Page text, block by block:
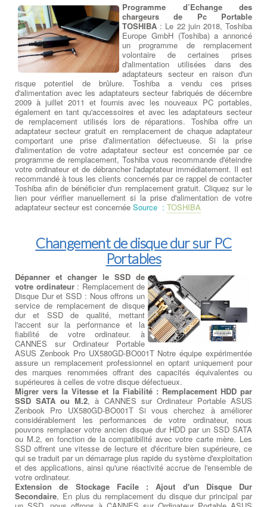
Programme d’Echange des
chargeurs de Pc Portable
TOSHIBA : Le 22 juin 2018, Toshiba
Europe GmbH (Toshiba) a annoncé
un programme de remplacement
volontaire de certaines prises
d'alimentation utilisées dans des
adaptateurs secteur en raison d'un
risque potentiel de brûlure. Toshiba a vendu ces prises
d'alimentation avec les adaptateurs secteur fabriqués de décembre
2009 à juillet 2011 et fournis avec les nouveaux PC portables,
également en tant qu'accessoires et avec les adaptateurs secteur
de remplacement utilisés lors de réparations. Toshiba offre un
adaptateur secteur gratuit en remplacement de chaque adaptateur
comportant une prise d'alimentation défectueuse. Si la prise
d'alimentation de votre adaptateur secteur est concernée par ce
programme de remplacement, Toshiba vous recommande d'éteindre
votre ordinateur et de débrancher l'adaptateur immédiatement. Il est
recommandé à tous les clients concernés par ce rappel de contacter
Toshiba afin de bénéficier d'un remplacement gratuit. Cliquez sur le
lien pour vérifier manuellement si la prise d'alimentation de votre
adaptateur secteur est concernée Source : TOSHIBA
Changement de disque dur sur PC
Portables
Dépanner et changer le SSD de
votre ordinateur: Remplacement de
Disque Dur et SSD : Nous offrons un
service de remplacement de disque
dur et SSD de qualité, mettant
l'accent sur la performance et la
fiabilité de votre ordinateur. à
CANNES sur Ordinateur Portable
ASUS Zenbook Pro UX580GD-BO001T Notre équipe expérimentée
assure un remplacement professionnel en optant uniquement pour
des marques renommées offrant des capacités équivalentes ou
supérieures à celles de votre disque défectueux.
Migrer vers la Vitesse et la Fiabilité : Remplacement HDD par
SSD SATA ou M.2, à CANNES sur Ordinateur Portable ASUS
Zenbook Pro UX580GD-BO001T Si vous cherchez à améliorer
considérablement les performances de votre ordinateur, nous
pouvons remplacer votre ancien disque dur HDD par un SSD SATA
ou M.2, en fonction de la compatibilité avec votre carte mère. Les
SSD offrent une vitesse de lecture et d'écriture bien supérieure, ce
qui se traduit par un démarrage plus rapide du système d'exploitation
et des applications, ainsi qu'une réactivité accrue de l'ensemble de
votre ordinateur.
Extension de Stockage Facile : Ajout d'un Disque Dur
Secondaire, En plus du remplacement du disque dur principal par